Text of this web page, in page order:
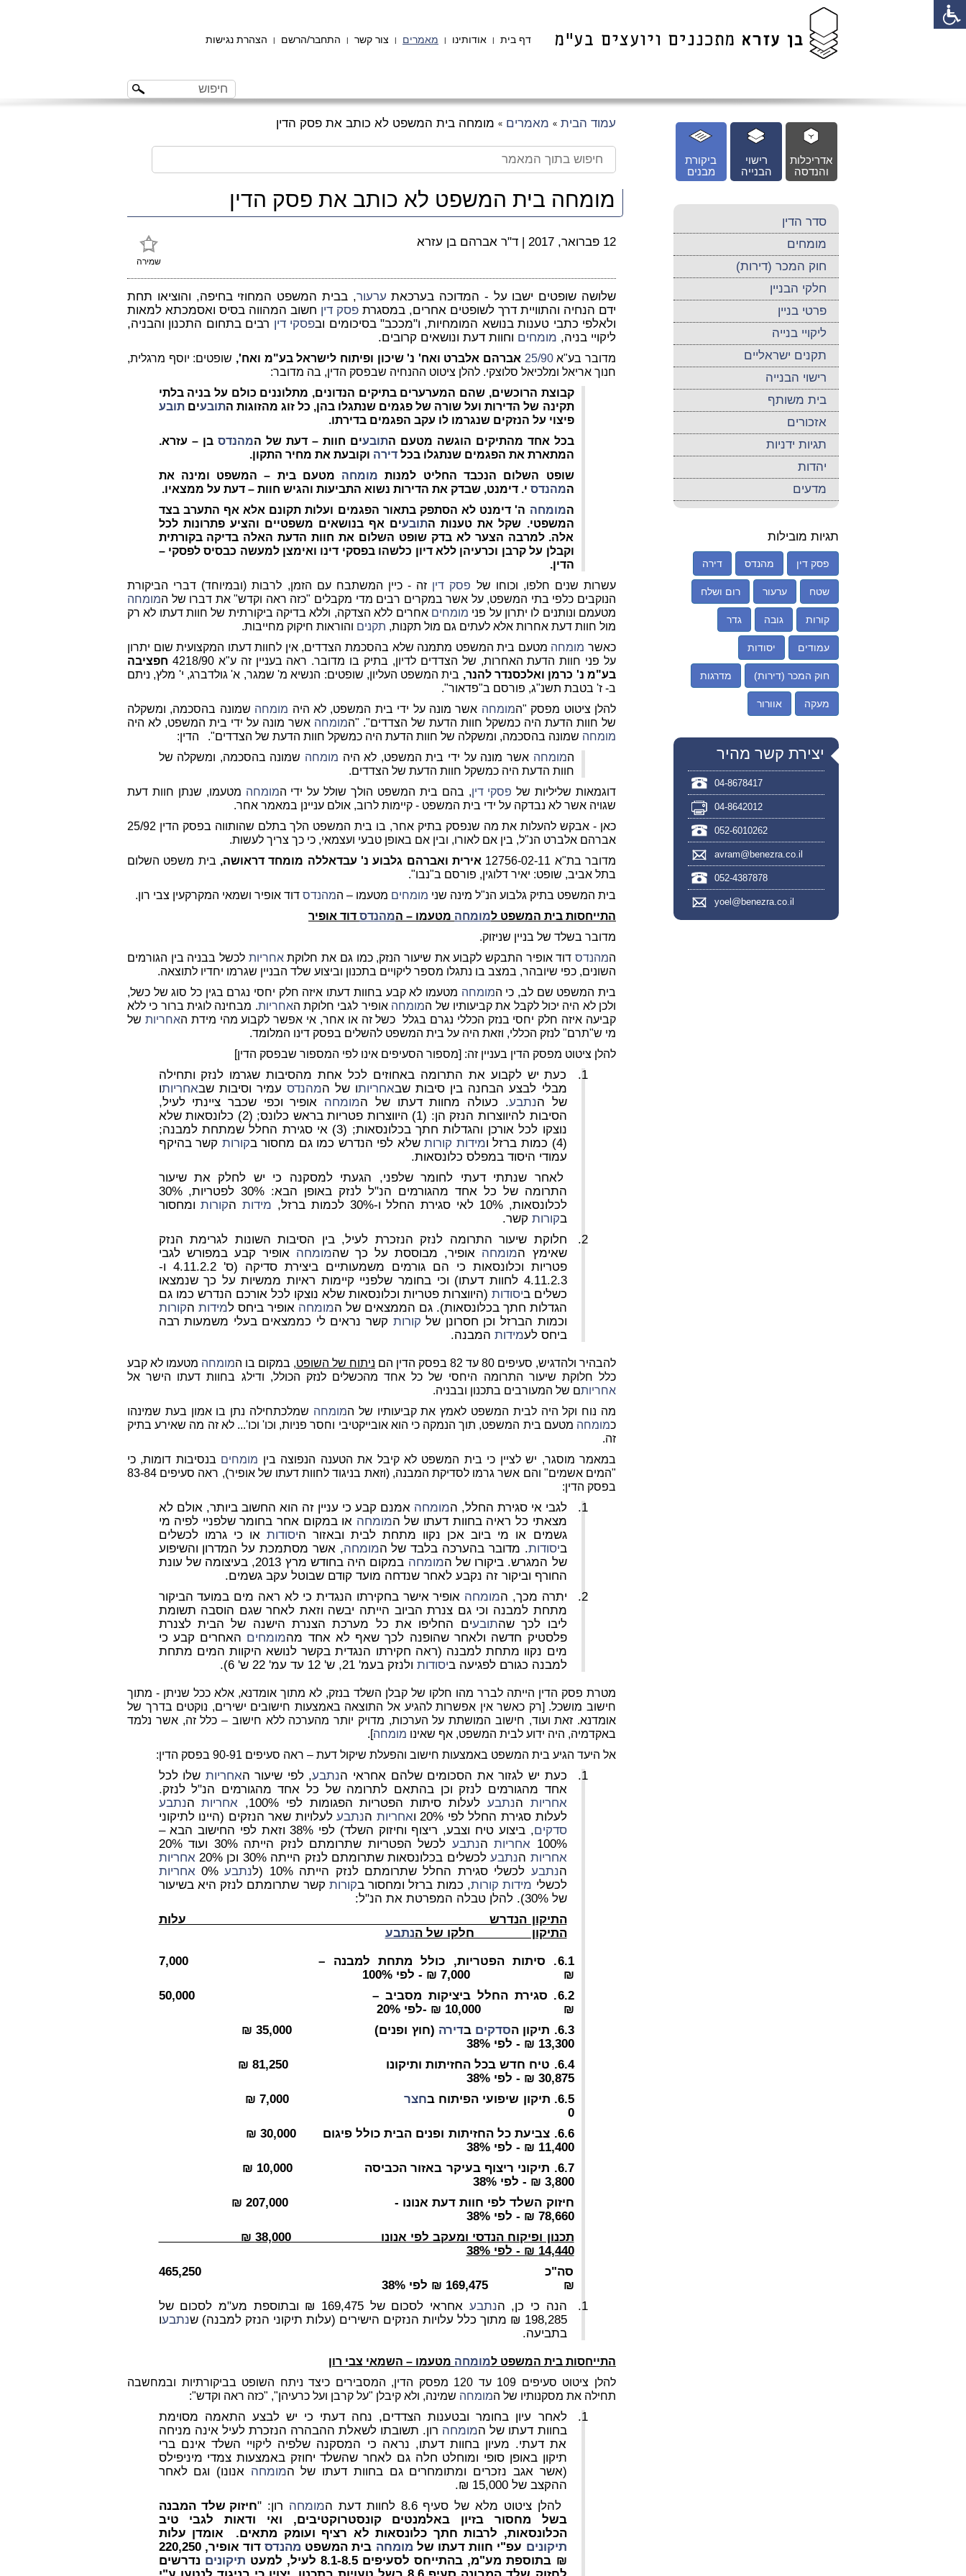
דף בית | אודותינו | מאמרים | צור קשר | התחבר/הרשם | הצהרת נגישות
עמוד הבית » מאמרים » מומחה בית המשפט לא כותב את פסק הדין
מומחה בית המשפט לא כותב את פסק הדין
שמירה
12 פברואר, 2017 | ד"ר אברהם בן עזרא
שלושה שופטים ישבו על - המדוכה בערכאת ערעור, בבית המשפט המחוזי בחיפה, והוציאו תחת
ידם הנחיה והתוויית דרך לשופטים אחרים, במסגרת פסק דין חשוב המהווה בסיס ואסמכתא למאות
ולאלפי כתבי טענות בנושא המומחיות, ו"מככב" בסיכומים ובפסקי דין רבים בתחום התכנון והבניה,
ליקויי בניה, מומחים וחוות דעת ונושאים קרובים.
מדובר בע"א25/90 אברהם אלברט ואח' נ' שיכון ופיתוח לישראל בע"מ ואח', שופטים: יוסף מרגלית,
חנוך אריאל ומלכיאל סלוצקי. להלן ציטוט ההנחיה שבפסק הדין, בה מדובר:
קבוצת הרוכשים, שהם המערערים בתיקים הנדונים, מתלוננים כולם על בניה בלתי
תקינה של הדירות ועל שורה של פגמים שנתגלו בהן, כל זוג מהזוגות התובעיםתובע
פיצוי על הנזקים שנגרמו לו עקב הפגמים בדירתו.
בכל אחד מהתיקים הוגשה מטעם התובעים חוות – דעת של המהנדס בן – עזרא.
המתארת את הפגמים שנתגלו בכלדירה וקובעת את מחיר התקון.
שופט השלום הנכבד החליט למנות מומחה מטעם בית – המשפט ומינה את
המהנדס י. דימנט, שבדק את הדירות נשוא התביעות והגיש חוות – דעת על ממצאיו.
המומחה ה' דימנט לא הסתפק בתאור הפגמים ועלות תקונם אלא אף התערב בצד
המשפטי. שקל את טענות התובעים אף בנושאים משפטיים והציע פתרונות לכל
אלה. למרבה הצער לא בדק שופט השלום את חוות הדעת האלה בדיקה בקורתית
וקבלן על קרבן וכרעיהן ללא דיון כלשהו בפסקי דינו ואימצן למעשה כבסיס לפסקי –
הדין.
עשרות שנים חלפו, וכוחו של פסק דין זה - כיין המשתבח עם הזמן, לרבות (ובמיוחד) דברי הביקורת
הנוקבים כלפי בתי המשפט, על אשר במקרים רבים מדי מקבלים "כזה ראה וקדש" את דברו של המומחה
מטעמם ונותנים לו יתרון על פני מומחים אחרים ללא הצדקה, וללא בדיקה ביקורתית של חוות דעתו לא רק
מול חוות דעת אחרות אלא לעתים גם מול תקנות, תקנים והוראות חיקוק מחייבות.
כאשר מומחה מטעם בית המשפט מתמנה שלא בהסכמת הצדדים, אין לחוות דעתו המקצועית שום יתרון
על פני חוות הדעת האחרות, של הצדדים לדיון, בתיק בו מדובר. ראה בעניין זה ע"א 4218/90
חפציבה
בע"מ נ' כרמן ואלכסנדר להנר, בית המשפט העליון, שופטים: הנשיא מ' שמגר, א' גולדברג, י' מלץ, ניתם
ב- ז' בטבת תשנ"ג, פורסם ב"פדאור".
להלן ציטוט מפסק "המומחה אשר מונה על ידי בית המשפט, לא היה מומחה שמונה בהסכמה, ומשקלה
של חוות הדעת היה כמשקל חוות הדעת של הצדדים". "המומחה אשר מונה על ידי בית המשפט, לא היה
מומחה שמונה בהסכמה, ומשקלה של חוות הדעת היה כמשקל חוות הדעת של הצדדים".
הדין:
המומחה אשר מונה על ידי בית המשפט, לא היה מומחה שמונה בהסכמה, ומשקלה של
חוות הדעת היה כמשקל חוות הדעת של הצדדים.
דוגמאות שליליות של פסקי דין, בהם בית המשפט הולך שולל על ידי המומחה מטעמו, שנתן חוות דעת
שגויה אשר לא נבדקה על ידי בית המשפט - קיימות לרוב, אולם עניינן במאמר אחר.
כאן - אבקש להעלות את מה שנפסק בתיק אחר, בו בית המשפט הלך בתלם שהותווה בפסק הדין 25/92
אברהם אלברט הנ"ל, בין אם לאורו, ובין אם באופן טבעי ועצמאי, כי כך צריך לעשות.
מדובר בת"א 12756-02-11
אירית ואברהם גלבוע נ' עבדאללה מומחד דראושה, בית משפט השלום
בתל אביב, שופט: יאיר דלוגין, פורסם ב"נבו".
בית המשפט בתיק גלבוע הנ"ל מינה שני מומחים מטעמו – המהנדס דוד אופיר ושמאי המקרקעין צבי רון.
התייחסות בית המשפט למומחה מטעמו – המהנדס דוד אופיר
מדובר בשלד של בניין שניזוק.
המהנדס דוד אופיר התבקש לקבוע את שיעור הנזק, כמו גם את חלוקתאחריות לכשל בבניה בין הגורמים
השונים, כפי שיובהר, במצב בו נתגלו מספר ליקויים בתכנון וביצוע שלד הבניין שגרמו יחדיו לתוצאה.
בית המשפט שם לב, כי המומחה מטעמו לא קבע בחוות דעתו איזה חלק יחסי נגרם בגין כל סוג של כשל,
ולכן לא היה יכול לקבל את קביעותיו של המומחה אופיר לגבי חלוקת האחריות. מבחינה לוגית ברור כי ללא
קביעה איזה חלק יחסי בנזק הכללי נגרם בגלל כשל זה או אחר, אי אפשר לקבוע מהי מידת האחריות של
מי ש"תרם" לנזק הכללי, וזאת היה על בית המשפט להשלים בפסק דינו המלומד.
להלן ציטוט מפסק הדין בעניין זה: [מספור הסעיפים אינו לפי המספור שבפסק הדין]
כעת יש לקבוע את התרומה באחוזים לכל אחת מהסיבות שגרמו לנזק ותחילה
מבלי לבצע הבחנה בין סיבות שבאחריותו של המהנדס עמיר וסיבות שבאחריותו
של הנתבע. כעולה מחוות דעתו של המומחה אופיר וכפי שכבר ציינתי לעיל,
הסיבות להיווצרות הנזק הן: (1) היווצרות פטריות בראש כלונס; (2) כלונסאות שלא
נוצקו לכל אורכן והגדלות חתך בכלונסאות; (3) אי סגירת החלל שמתחת למבנה;
(4) כמות ברזל ו
מידות קורותשלא לפי הנדרש כמו גם מחסור בקורות קשר בהיקף
עמודי היסוד במפלס כלונסאות.
לאחר שנתתי דעתי לחומר שלפני, הגעתי למסקנה כי יש לחלק את שיעור
התרומה של כל אחד מהגורמים הנ"ל לנזק באופן הבא: 30% לפטריות, 30%
לכלונסאות, 10% לאי סגירת החלל ו-30% לכמות ברזל,
מידותהקורותומחסור
בקורות קשר.
חלוקת שיעור התרומה לנזק הנזכרת לעיל, בין הסיבות השונות לגרימת הנזק
שאימץ המומחה אופיר, מבוססת על כך שהמומחה אופיר קבע במפורש לגבי
פטריות וכלונסאות כי הם גורמים משמעותיים ביצירת סדיקה (ס' 4.11.2.2 ו-
4.11.2.3 לחוות דעתו) וכי בחומר שלפניי קיימות ראיות ממשיות על כך שנמצאו
כשלים ביסודות (היווצרות פטריות וכלונסאות שלא נוצקו לכל אורכם הנדרש כמו גם
הגדלות חתך בכלונסאות). גם הממצאים של המומחה אופיר ביחס למידות הקורות
וכמות הברזל וכן חסרונן של קורות קשר נראים לי כממצאים בעלי משמעות רבה
ביחס לעמידות המבנה.
להבהיר ולהדגיש, סעיפים 80 עד 82 בפסק הדין הם ניתוח של השופט, במקום בו המומחה מטעמו לא קבע
כלל חלוקת שיעור התרומה היחסי של כל אחד מהכשלים לנזק הכולל, ודילג בחוות דעתו הישר אל
אחריותם של המעורבים בתכנון ובבניה.
מה נוח וקל היה לבית המשפט לאמץ את קביעותיו של המומחה שמלכתחילה נתן בו אמון בעת שמינהו
כמומחה מטעם בית המשפט, תוך הנמקה כי הוא אובייקטיבי וחסר פניות, וכו' וכו'... לא זה מה שאירע בתיק
זה.
במאמר מוסגר, יש לציין כי בית המשפט לא קיבל את הטענה הנפוצה בין מומחים בנסיבות דומות, כי
"המים אשמים" והם אשר גרמו לסדיקת המבנה, (וזאת בניגוד לחוות דעתו של אופיר), ראה סעיפים 83-84
בפסק הדין:
לגבי אי סגירת החלל, המומחה אמנם קבע כי עניין זה הוא החשוב ביותר, אולם לא
מצאתי כל ראיה בחוות דעתו של המומחה או במקום אחר בחומר שלפניי לפיה מי
גשמים או מי ביוב אכן נקוו מתחת לבית ובאזור היסודות או כי גרמו לכשלים
ביסודות. מדובר בהערכה בלבד של המומחה, אשר מסתמכת על המדרון והשיפוע
של המגרש. ביקורו של המומחה
במקום היה בחודש מרץ 2013, בעיצומה של עונת
החורף וביקור זה נקבע לאחר שנדחה מועד קודם שבוטל עקב גשמים.
יתרה מכך, המומחה אופיר אישר בחקירתו הנגדית כי לא ראה מים במועד הביקור
מתחת למבנה וכי גם צנרת הביוב הייתה יבשה וזאת לאחר שגם הוסבה תשומת
ליבו לכך שהתובעים החליפו את כל מערכת הצנרת הישנה של הבית לצנרת
פלסטיק חדשה ולאחר שהופנה לכך שאף לא אחד מהמומחים האחרים קבע כי
מים נקוו מתחת למבנה (ראה חקירתו הנגדית בקשר לנושא היקוות המים מתחת
למבנה כגורם לפגיעה ביסודות ולנזק בעמ' 21, ש' 12 עד עמ' 22 ש' 6).
מטרת פסק הדין הייתה לברר מהו חלקו של קבלן השלד בנזק, לא מתוך אומדנא, אלא ככל שניתן - מתוך
חישוב מושכל. [רק כאשר אין אפשרות להגיע אל התוצאה באמצעות חישובים ישירים, נוקטים בדרך של
אומדנא. זאת ועוד, חישוב המושתת על הערכות, מדויק יותר מהערכה ללא חישוב – כלל זה, אשר נלמד
באקדמיה, היה ידוע לבית המשפט, אף שאינו מומחה].
אל היעד הגיע בית המשפט באמצעות חישוב והפעלת שיקול דעת – ראה סעיפים 90-91 בפסק הדין:
כעת יש לגזור את הסכומים שלהם אחראי הנתבע, לפי שיעור האחריות שלו לכל
אחד מהגורמים לנזק וכן בהתאם לתרומה של כל אחד מהגורמים הנ"ל לנזק.
אחריות הנתבע לעלות סיתות הפטריות הפגומות לפי 100%, אחריותהנתבע
לעלות סגירת החלל לפי 20% ו
אחריות הנתבעלעלויות שאר הנזקים (היינו לתיקוני
סדקים
, ביצוע טיח וצבע, ריצוף וחיזוק השלד) לפי 38% וזאת לפי החישוב הבא –
100% אחריות הנתבע לכשל הפטריות שתרומתם לנזק הייתה 30% ועוד 20%
אחריות הנתבעלכשלים בכלונסאות שתרומתם לנזק הייתה 30% וכן 20%
אחריות
הנתבע לכשלי סגירת החלל שתרומתם לנזק הייתה 10% (ל נתבע0%
אחריות
לכשלי מידות קורות, כמות ברזל ומחסור בקורות קשר שתרומתם לנזק היא בשיעור
של 30%). להלן טבלה המפרטת את הנ"ל:
התיקון הנדרש עלות
התיקון חלקו של הנתבע
6.1. סיתות הפטריות, כולל מתחת למבנה – 7,000
₪ 7,000 ₪ - לפי 100%
6.2. סגירת החלל ביציקות מסביב – 50,000
₪ 10,000 ₪ -לפי 20%
6.3. תיקון ה
סדקים בדירה
(חוץ ופנים) 35,000 ₪
13,300 ₪ - לפי 38%
6.4. טיח חדש בכל החזיתות ותיקונו 81,250 ₪
30,875 ₪ - לפי 38%
6.5. תיקון שיפועי הפיתוח ב
חצר
7,000 ₪
0
6.6. צביעת כל החזיתות ופנים הבית כולל פיגום 30,000 ₪
11,400 ₪ - לפי 38%
6.7. תיקוני ריצוף בעיקר באזור הכביסה 10,000 ₪
3,800 ₪ - לפי 38%
חיזוק השלד לפי חוות דעת אנונו - 207,000 ₪
78,660 ₪ - לפי 38%
תכנון ופיקוח הנדסי ומעקב לפי אנונו 38,000 ₪
14,440 ₪ - לפי 38%
סה"כ 465,250
₪ 169,475 ₪ לפי 38%
הנה כי כן, הנתבע
אחראי לסכום של 169,475 ₪ ובתוספת מע"מ לסכום של
198,285 ₪ מתוך כלל עלויות הנזקים הישירים (עלות תיקוני הנזק למבנה) ש
נתבעו
בתביעה.
התייחסות בית המשפט למומחה מטעמו – השמאי צבי רון
להלן ציטוט סעיפים 109 עד 120 מפסק הדין, המסבירים כיצד ניתח השופט בביקורתיות ובמחשבה
תחילה את מסקנותיו של המומחה שמינה, ולא קיבלן "על קרבן ועל כרעיהן", "כזה ראה וקדש":
לאחר עיון בחומר ובטענות הצדדים, נחה דעתי כי יש לבצע התאמה מסוימת
בחוות דעתו של המומחה רון. תשובתו לשאלת ההבהרה הנזכרת לעיל אינה מניחה
את דעתי. מעיון בחוות דעתו, נראה כי המסקנה שלפיה ליקויי השלד אינם ברי
תיקון באופן סופי ומוחלט חלה גם לאחר שהשלד יחוזק באמצעות צמדי מיניפילס
(אשר אגב נזכרים ומתומחרים גם בחוות דעתו של המומחה אנונו) וגם לאחר
ההקצב של 15,000 ₪.
להלן ציטוט מלא של סעיף 8.6 לחוות דעת ה
מומחה רון: "חיזוק שלד המבנה
בשל מחסור בזיון באלמנטים קונסטרוקטיבים, ואי ודאות לגבי טיב
הכלונסאות, לרבות חתך כלונסאות לא רציף ועומק מתאים. אומדן עלות
תיקונים עפ"י חוות דעתו של מומחה בית המשפט מהנדס
דוד אופיר, 220,250
₪ בתוספת מע"מ, בהתייחס לסעיפים 8.1-8.5 לעיל, למעט
תיקונים נדרשים
ביקורת
מבנים
רישוי
הבנייה
אדריכלות
והנדסה
סדר הדין
מומחים
חוק המכר (דירות)
חלקי הבניין
פרטי בניין
ליקויי בנייה
תקנים ישראליים
רישוי הבנייה
בית משותף
אזכורים
תגיות ידניות
יהדות
מדעים
תגיות מובילות
פסק דין מהנדס דירה
שטח ערעור רום ושלח
קורות גובה גדר
עמודים יסודות
חוק המכר (דירות) מדרגות
מעקה אוורור
יצירת קשר מהיר
04-8678417
04-8642012
052-6010262
avram@benezra.co.il
052-4387878
yoel@benezra.co.il